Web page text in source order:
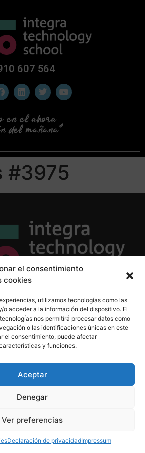
el consentimiento
cookies
utilizamos tecnologías como las
o acceder a la información del dispositivo. El
nos permitirá procesar datos como
o las identificaciones únicas en este
el consentimiento, puede afectar
y funciones.
Aceptar
Denegar
Ver preferencias
Declaración de privacidadImpressum
607 564
#3975
de Cookies
Aviso Legal
910 607 564
derechos reservados